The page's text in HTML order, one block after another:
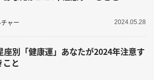
ャー 2024.05.28
座別「健康運」あなたが2024年注意す
こと